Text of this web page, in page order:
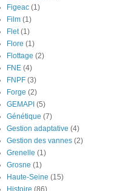
Figeac (1)
Film (1)
Flet (1)
Flore (1)
Flottage (2)
FNE (4)
FNPF (3)
Forge (2)
GEMAPI (5)
Génétique (7)
Gestion adaptative (4)
Gestion des vannes (2)
Grenelle (1)
Grosne (1)
Haute-Seine (15)
Histoire (86)